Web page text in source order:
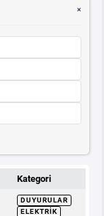
Kategori
DUYURULAR
ELEKTRIK